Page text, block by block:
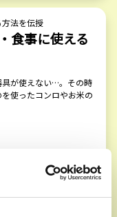
法を伝授
食事に使える
具が使えない…。その時
使ったコンロやお米の
記事を読む →